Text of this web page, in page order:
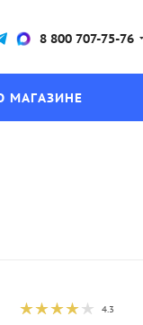
8 800 707-75-76
МАГАЗИНЕ
4.3